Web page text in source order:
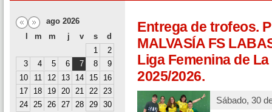
ago 2026
m m j v s
d
1
2
3
4 5 6 7 8
9
10
11 12 13 14 15
16
17
18 19 20 21 22 23
24 25 26 27 28 29 30
Entrega de trofeos.
MALVASÍA FS
Liga Femenina de
2025/2026.
Sábado, 30